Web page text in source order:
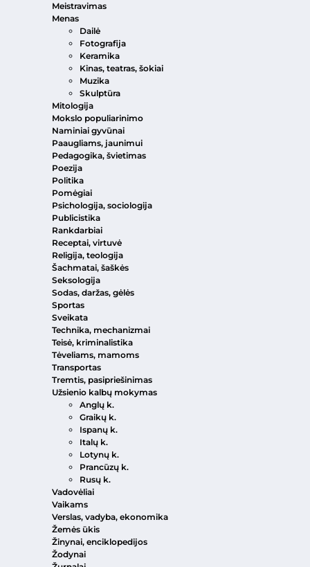
Meistravimas
Menas
Dailė
Fotografija
Keramika
Kinas, teatras, šokiai
Muzika
Skulptūra
Mitologija
Mokslo populiarinimo
Naminiai gyvūnai
Paaugliams, jaunimui
Pedagogika, švietimas
Poezija
Politika
Pomėgiai
Psichologija, sociologija
Publicistika
Rankdarbiai
Receptai, virtuvė
Religija, teologija
Šachmatai, šaškės
Seksologija
Sodas, daržas, gėlės
Sportas
Sveikata
Technika, mechanizmai
Teisė, kriminalistika
Tėveliams, mamoms
Transportas
Tremtis, pasipriešinimas
Užsienio kalbų mokymas
Anglų k.
Graikų k.
Ispanų k.
Italų k.
Lotynų k.
Prancūzų k.
Rusų k.
Vadovėliai
Vaikams
Verslas, vadyba, ekonomika
Žemės ūkis
Žinynai, enciklopedijos
Žodynai